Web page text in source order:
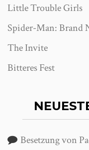
Little Trouble Girls
Spider-Man: Brand
The Invite
Bitteres Fest
Besetzung von